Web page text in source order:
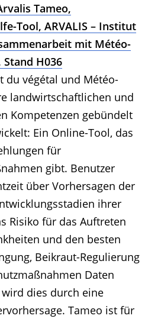
Tameo,
Tool, ARVALIS – Institut
mit Météo-
Stand H036
du végétal und Météo-
landwirtschaftlichen und
Kompetenzen gebündelt
Ein Online-Tool, das
für
gibt. Benutzer
über Vorhersagen der
ihrer
Risiko für das Auftreten
und den besten
Beikraut-Regulierung
Daten
dies durch eine
Tameo ist für